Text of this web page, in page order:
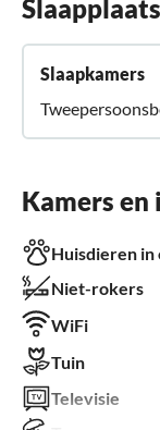
Slaapplaats
Slaapkamers
Kamers
Huisdieren in
Niet-rokers
WiFi
Tuin
Televisie